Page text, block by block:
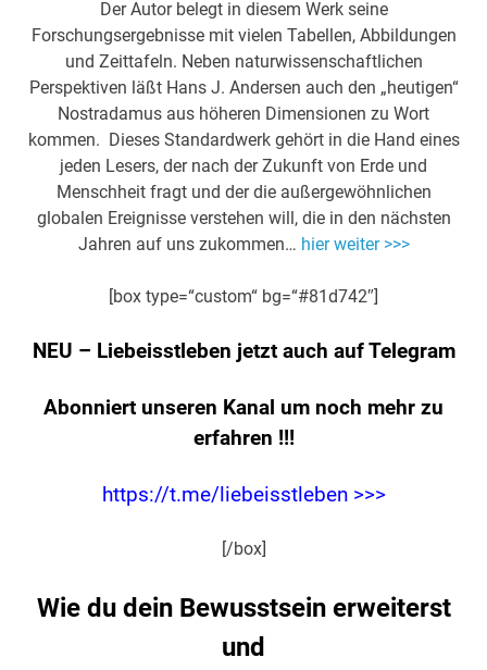
Der Autor belegt in diesem Werk seine
Forschungsergebnisse mit vielen Tabellen, Abbildungen
und Zeittafeln. Neben naturwissenschaftlichen
Perspektiven läßt Hans J. Andersen auch den „heutigen“
Nostradamus aus höheren Dimensionen zu Wort
kommen. Dieses Standardwerk gehört in die Hand eines
jeden Lesers, der nach der Zukunft von Erde und
Menschheit fragt und der die außergewöhnlichen
globalen Ereignisse verstehen will, die in den nächsten
Jahren auf uns zukommen… hier weiter >>>
[box type=“custom“ bg=“#81d742″]
NEU – Liebeisstleben jetzt auch auf Telegram
Abonniert unseren Kanal um noch mehr zu
erfahren !!!
https://t.me/liebeisstleben >>>
[/box]
Wie du dein Bewusstsein erweiterst
und